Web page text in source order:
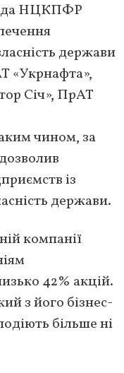
НЦКПФР
держави
«Укрнафта»,
Січ», ПрАТ
чином, за
із
держави.
компанії
42% акцій.
з його бізнес-
більше ні